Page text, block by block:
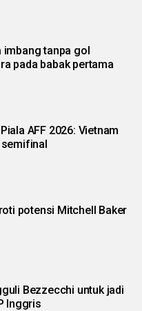
imbang tanpa gol
pada babak pertama
AFF 2026: Vietnam
semifinal
potensi Mitchell Baker
Bezzecchi untuk jadi
Inggris